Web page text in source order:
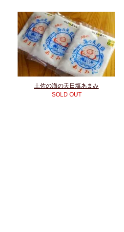
土佐の海の天日塩あまみ
SOLD OUT